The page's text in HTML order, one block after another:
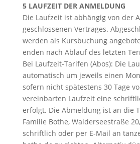
5 LAUFZEIT DER ANMELDUNG
Die Laufzeit ist abhängig von der
geschlossenen Vertrages.
werden als Kursbuchung
enden nach Ablauf des letzten
Bei Laufzeit-Tarifen (Abos): Die
automatisch um jeweils einen
sofern nicht spätestens 30 Tage
vereinbarten Laufzeit eine
erfolgt. Die Abmeldung ist an die
Familie Bothe, Walderseestraße
schriftlich oder per E-Mail an